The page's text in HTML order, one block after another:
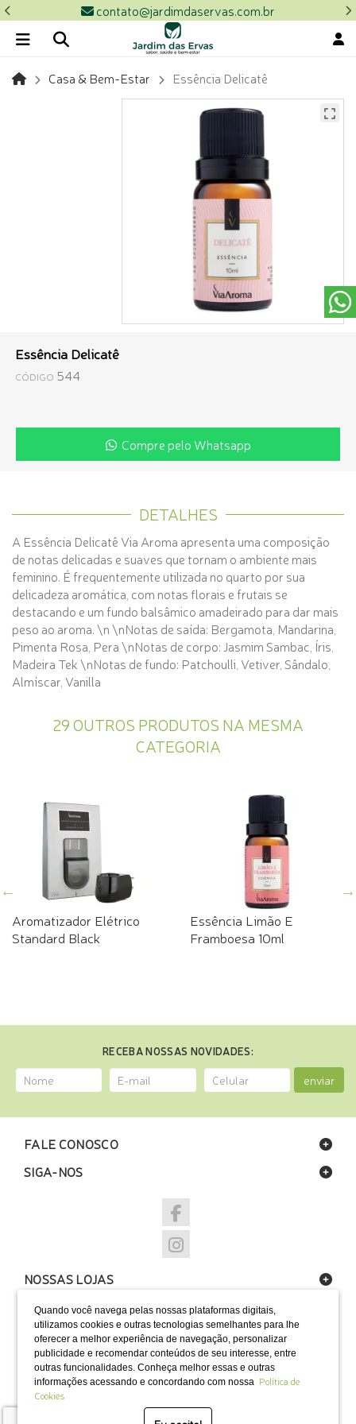
Quando você navega pelas nossas plataformas digitais,
utilizamos cookies e outras tecnologias semelhantes para lhe
oferecer a melhor experiência de navegação, personalizar
publicidade e recomendar conteúdos de seu interesse, entre
outras funcionalidades. Conheça melhor essas e outras
informações acessando e concordando com nossa Política de
Cookies
contato@jardimdaservas.com.br
Casa & Bem-Estar Essência Delicatê
Essência Delicatê
CÓDIGO 544
Compre pelo Whatsapp
DETALHES
A Essência Delicatê Via Aroma apresenta uma composição
de notas delicadas e suaves que tornam o ambiente mais
feminino. É frequentemente utilizada no quarto por sua
delicadeza aromática, com notas florais e frutais se
destacando e um fundo balsâmico amadeirado para dar mais
peso ao aroma. \n \nNotas de saída: Bergamota, Mandarina,
Pimenta Rosa, Pera \nNotas de corpo: Jasmim Sambac, Íris,
Madeira Tek \nNotas de fundo: Patchoulli, Vetiver, Sândalo,
Almíscar, Vanilla
29 OUTROS PRODUTOS NA MESMA
CATEGORIA
Aromatizador Elétrico
Standard Black
Essência Limão E
Framboesa 10ml
RECEBA NOSSAS NOVIDADES:
enviar
FALE CONOSCO
SIGA-NOS
NOSSAS LOJAS
FORMAS DE PAGAMENTO
SELOS